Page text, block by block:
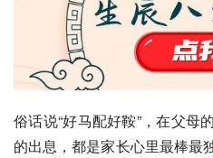
俗话说“好马配好鞍”，在父母
的出息，都是家长心里最棒最